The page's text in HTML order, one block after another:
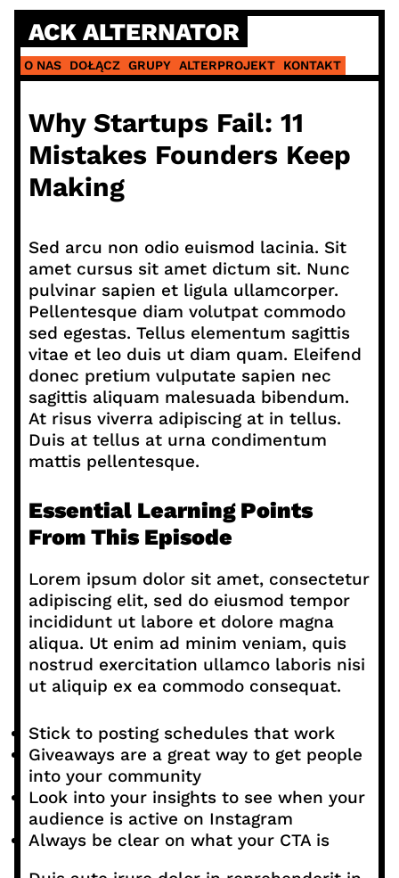
Skip
content
ACK ALTERNATOR
O NAS DOŁĄCZ GRUPY ALTERPROJEKT KONTAKT
Why Startups Fail: 11
Mistakes Founders Keep
Making
Sed arcu non odio euismod lacinia. Sit
amet cursus sit amet dictum sit. Nunc
pulvinar sapien et ligula ullamcorper.
Pellentesque diam volutpat commodo
sed egestas. Tellus elementum sagittis
vitae et leo duis ut diam quam. Eleifend
donec pretium vulputate sapien nec
sagittis aliquam malesuada bibendum.
At risus viverra adipiscing at in tellus.
Duis at tellus at urna condimentum
mattis pellentesque.
Essential Learning Points
From This Episode
Lorem ipsum dolor sit amet, consectetur
adipiscing elit, sed do eiusmod tempor
incididunt ut labore et dolore magna
aliqua. Ut enim ad minim veniam, quis
nostrud exercitation ullamco laboris nisi
ut aliquip ex ea commodo consequat.
Stick to posting schedules that work
Giveaways are a great way to get people
into your community
Look into your insights to see when your
audience is active on Instagram
Always be clear on what your CTA is